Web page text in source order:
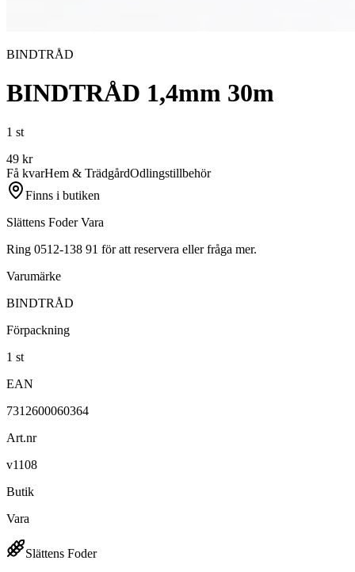
BINDTRÅD
BINDTRÅD 1,4mm 30m
1 st
49 kr
Få kvarHem & TrädgårdOdlingstillbehör
Finns i butiken
Slättens Foder Vara
Ring 0512-138 91 för att reservera eller fråga mer.
Varumärke
BINDTRÅD
Förpackning
1 st
EAN
7312600060364
Art.nr
v1108
Butik
Vara
Slättens Foder